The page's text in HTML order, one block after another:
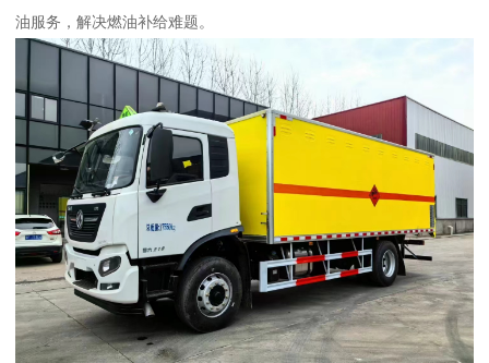
油服务，解决燃油补给难题。​